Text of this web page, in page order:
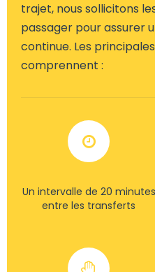
trajet, nous sollicitons
passager pour assurer
continue. Les
comprennent :
Un intervalle de 20 minutes
entre les transferts